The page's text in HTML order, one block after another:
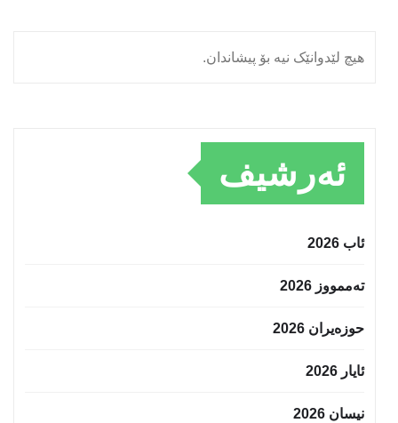
هیچ لێدوانێک نیە بۆ پیشاندان.
ئەرشیف
ئاب 2026
تەممووز 2026
حوزه‌یران 2026
ئایار 2026
نیسان 2026